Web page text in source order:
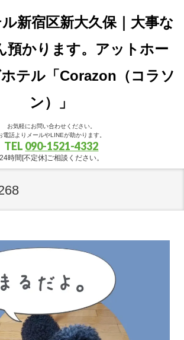
ル新宿区新大久保｜大事な
預かります。アットホー
テル「Corazon（コラソ
ン）」
お気軽にお問い合わせください。
電話よりメールやLINEが助かります。
TEL 090-1521-4332
24時間[不定休]ご相談ください。